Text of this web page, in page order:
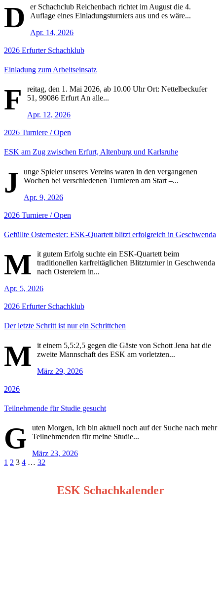
D
er Schachclub Reichenbach richtet im August die 4.
Auflage eines Einladungsturniers aus und es wäre...
Apr. 14, 2026
2026 Erfurter Schachklub
Einladung zum Arbeitseinsatz
F
reitag, den 1. Mai 2026, ab 10.00 Uhr Ort: Nettelbeckufer
51, 99086 Erfurt An alle...
Apr. 12, 2026
2026 Turniere / Open
ESK am Zug zwischen Erfurt, Altenburg und Karlsruhe
J
unge Spieler unseres Vereins waren in den vergangenen
Wochen bei verschiedenen Turnieren am Start –...
Apr. 9, 2026
2026 Turniere / Open
Gefüllte Osternester: ESK-Quartett blitzt erfolgreich in Geschwenda
M
it gutem Erfolg suchte ein ESK-Quartett beim
traditionellen karfreitäglichen Blitzturnier in Geschwenda
nach Ostereiern in...
Apr. 5, 2026
2026 Erfurter Schachklub
Der letzte Schritt ist nur ein Schrittchen
M
it einem 5,5:2,5 gegen die Gäste von Schott Jena hat die
zweite Mannschaft des ESK am vorletzten...
März 29, 2026
2026
Teilnehmende für Studie gesucht
G
uten Morgen, Ich bin aktuell noch auf der Suche nach mehr
Teilnehmenden für meine Studie...
März 23, 2026
Seitennummerierung
1 2 3 4 … 32
ESK Schachkalender